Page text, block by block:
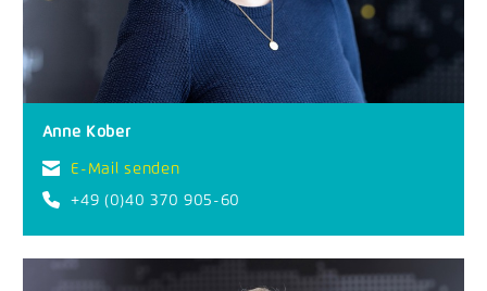
Anne Kober
E-Mail senden
+49 (0)40 370 905-60